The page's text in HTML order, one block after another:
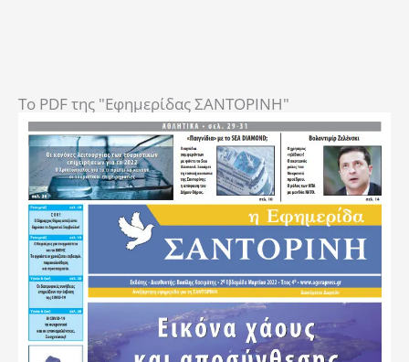
To PDF της "Εφημερίδας ΣΑΝΤΟΡΙΝΗ"